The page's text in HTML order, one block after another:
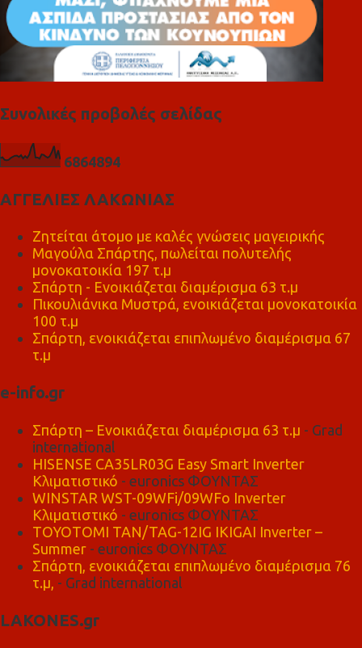
Συνολικές προβολές σελίδας
6864894
ΑΓΓΕΛΙΕΣ ΛΑΚΩΝΙΑΣ
Ζητείται άτομο με καλές γνώσεις μαγειρικής
Μαγούλα Σπάρτης, πωλείται πολυτελής
μονοκατοικία 197 τ.μ
Σπάρτη - Ενοικιάζεται διαμέρισμα 63 τ.μ
Πικουλιάνικα Μυστρά, ενοικιάζεται μονοκατοικία
100 τ.μ
Σπάρτη, ενοικιάζεται επιπλωμένο διαμέρισμα 67
τ.μ
e-info.gr
Σπάρτη – Ενοικιάζεται διαμέρισμα 63 τ.μ - Grad
international
HISENSE CA35LR03G Easy Smart Inverter
Κλιματιστικό - euronics ΦΟΥΝΤΑΣ
WINSTAR WST-09WFi/09WFo Inverter
Κλιματιστικό - euronics ΦΟΥΝΤΑΣ
TOYOTOMI TAN/TAG-12IG IKIGAI Inverter –
Summer - euronics ΦΟΥΝΤΑΣ
Σπάρτη, ενοικιάζεται επιπλωμένο διαμέρισμα 76
τ.μ, - Grad international
LAKONES.gr